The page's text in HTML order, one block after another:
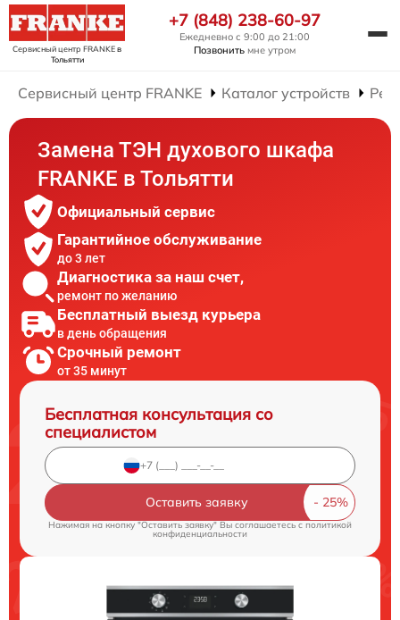
Сервисный центр FRANKEв
Тольятти
+7 (848) 238-60-97
Ежедневно с 9:00 до 21:00
Позвонить мне утром
Сервисный центр FRANKE Каталог устройств
Замена ТЭН духового шкафа
FRANKE в Тольятти
Официальный сервис
Гарантийное обслуживание
до 3 лет
Диагностика за наш счет,
ремонт по желанию
Бесплатный выезд курьера
в день обращения
Срочный ремонт
от 35 минут
Бесплатная консультация со
специалистом
Оставить заявку
Нажимая на кнопку "Оставить заявку" Вы соглашаетесь cполитикой
конфиденциальности